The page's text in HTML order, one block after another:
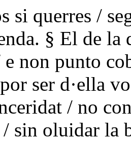
si querres /
§ El de la
non punto
ser d·ella
/ no
/ sin oluidar la